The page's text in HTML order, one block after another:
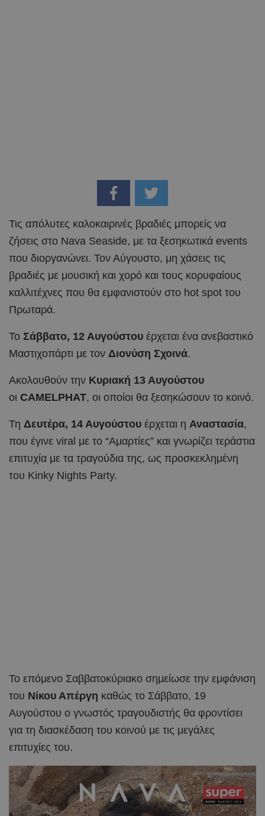
Τις απόλυτες καλοκαιρινές βραδιές μπορείς να
ζήσεις στο Nava Seaside, με τα ξεσηκωτικά events
που διοργανώνει. Τον Αύγουστο, μη χάσεις τις
βραδιές με μουσική και χορό και τους κορυφαίους
καλλιτέχνες που θα εμφανιστούν στο hot spot του
Πρωταρά.
Το Σάββατο, 12 Αυγούστου έρχεται ένα ανεβαστικό
Μαστιχοπάρτι με τον Διονύση Σχοινά.
Ακολουθoύν την Κυριακή 13 Αυγούστου
οι CAMELPHAT, οι οποίοι θα ξεσηκώσουν το κοινό.
Τη Δευτέρα, 14 Αυγούστου έρχεται η Αναστασία,
που έγινε viral με το “Αμαρτίες” και γνωρίζει τεράστια
επιτυχία με τα τραγούδια της, ως προσκεκλημένη
του Kinky Nights Party.
Το επόμενο Σαββατοκύριακο σημείωσε την εμφάνιση
του Νίκου Απέργη καθώς το Σάββατο, 19
Αυγούστου ο γνωστός τραγουδιστής θα φροντίσει
για τη διασκέδαση του κοινού με τις μεγάλες
επιτυχίες του.